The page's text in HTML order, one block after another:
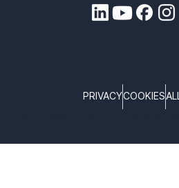
PRIVACYCOOKIES